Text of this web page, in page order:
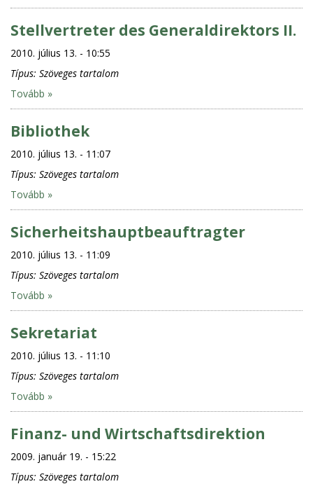
Stellvertreter des Generaldirektors II.
2010. július 13. - 10:55
Típus: Szöveges tartalom
Tovább »
Bibliothek
2010. július 13. - 11:07
Típus: Szöveges tartalom
Tovább »
Sicherheitshauptbeauftragter
2010. július 13. - 11:09
Típus: Szöveges tartalom
Tovább »
Sekretariat
2010. július 13. - 11:10
Típus: Szöveges tartalom
Tovább »
Finanz- und Wirtschaftsdirektion
2009. január 19. - 15:22
Típus: Szöveges tartalom